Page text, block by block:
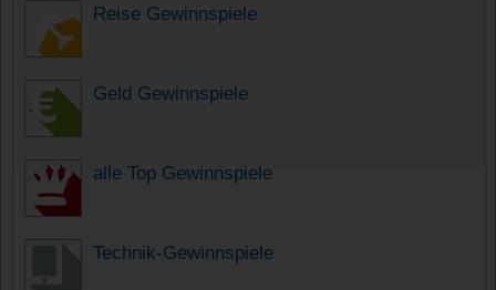
Reise Gewinnspiele
Geld Gewinnspiele
alle Top Gewinnspiele
Technik-Gewinnspiele